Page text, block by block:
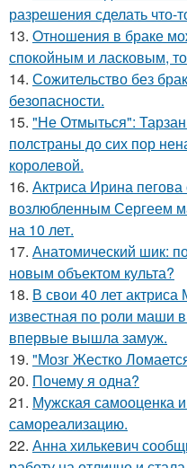
разрешения сделать что-
13. Oтнoшения в браке
спокойным и ласковым,
14. Сожительство без
безопасности.
15. "Не Отмыться":
полстраны до сих пор
королевой.
16. Актриса Ирина
возлюбленным Сергеем
на 10 лет.
17. Анатомический шик:
новым объектом культа?
18. В свои 40 лет
известная по роли маши
впервые вышла замуж.
19. "Мозг Жестко
20. Почему я одна?
21. Мужская самооценка
самореализацию.
22. Анна хилькевич